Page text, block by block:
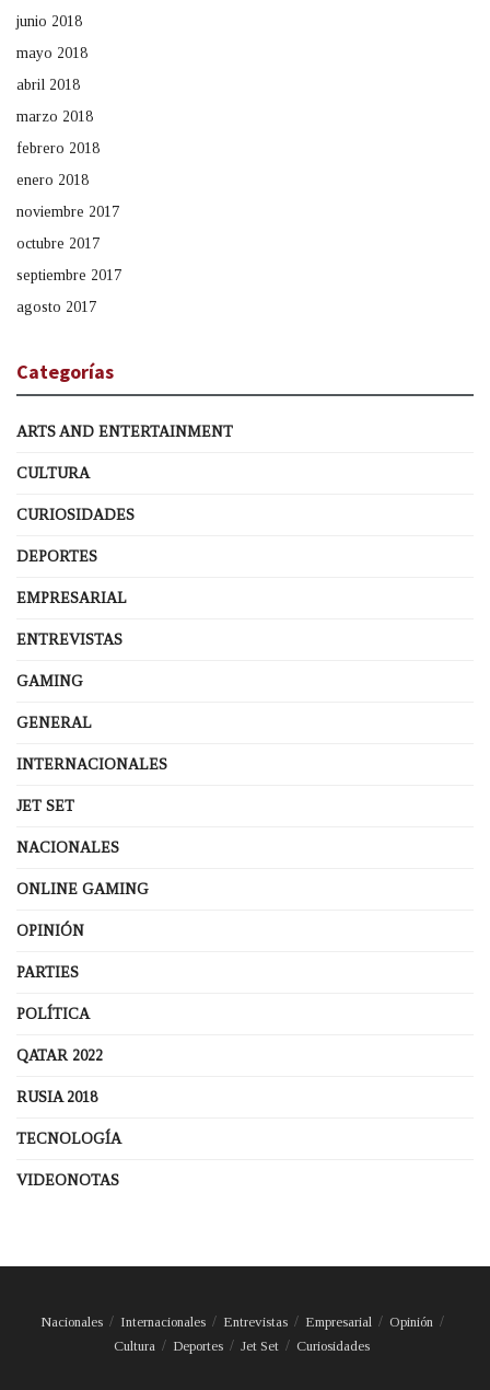
junio 2018
mayo 2018
abril 2018
marzo 2018
febrero 2018
enero 2018
noviembre 2017
octubre 2017
septiembre 2017
agosto 2017
Categorías
ARTS AND ENTERTAINMENT
CULTURA
CURIOSIDADES
DEPORTES
EMPRESARIAL
ENTREVISTAS
GAMING
GENERAL
INTERNACIONALES
JET SET
NACIONALES
ONLINE GAMING
OPINIÓN
PARTIES
POLÍTICA
QATAR 2022
RUSIA 2018
TECNOLOGÍA
VIDEONOTAS
Nacionales Internacionales Entrevistas Empresarial
Opinión
Cultura
Deportes Jet Set Curiosidades